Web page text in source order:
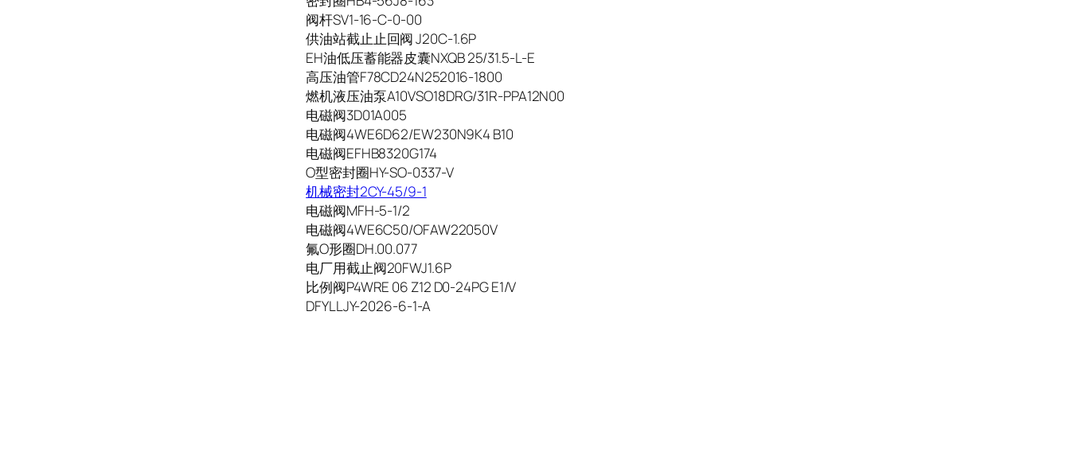
阀杆SV1-16-C-0-00
供油站截止止回阀 J20C-1.6P
EH油低压蓄能器皮囊NXQB 25/31.5-L-E
高压油管F78CD24N252016-1800
燃机液压油泵A10VSO18DRG/31R-PPA12N00
电磁阀3D01A005
电磁阀4WE6D62/EW230N9K4 B10
电磁阀EFHB8320G174
O型密封圈HY-SO-0337-V
机械密封2CY-45/9-1
电磁阀MFH-5-1/2
电磁阀4WE6C50/OFAW22050V
氟O形圈DH.00.077
电厂用截止阀20FWJ1.6P
比例阀P4WRE 06 Z12 D0-24PG E1/V
DFYLLJY-2026-6-1-A